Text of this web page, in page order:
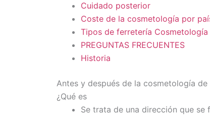
Cuidado posterior
Coste de la cosmetología por
Tipos de ferretería Cosmetología
PREGUNTAS FRECUENTES
Historia
Antes y después de la cosmetología
¿Qué es
Se trata de una dirección que